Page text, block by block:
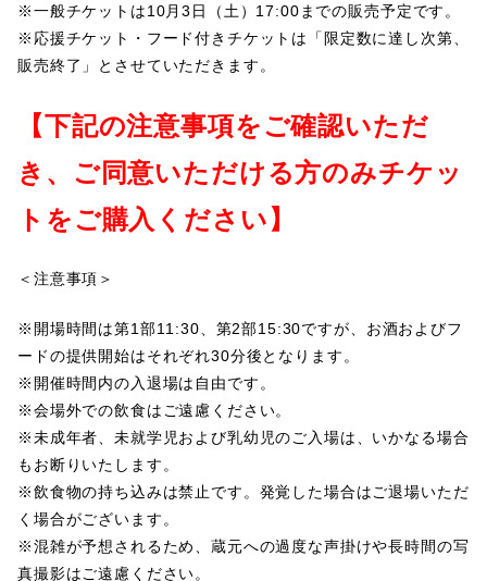
※一般チケットは10月3日（土）17:00までの販売予定です。
※応援チケット・フード付きチケットは「限定数に達し次第、
販売終了」とさせていただきます。
【下記の注意事項をご確認いただ
き、ご同意いただける方のみチケッ
トをご購入ください】
＜注意事項＞
※開場時間は第1部11:30、第2部15:30ですが、お酒およびフ
ードの提供開始はそれぞれ30分後となります。
※開催時間内の入退場は自由です。
※会場外での飲食はご遠慮ください。
※未成年者、未就学児および乳幼児のご入場は、いかなる場合
もお断りいたします。
※飲食物の持ち込みは禁止です。発覚した場合はご退場いただ
く場合がございます。
※混雑が予想されるため、蔵元への過度な声掛けや長時間の写
真撮影はご遠慮ください。